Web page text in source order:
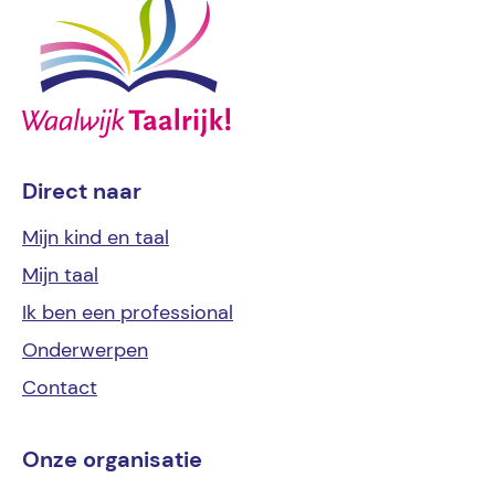
Direct naar
Mijn kind en taal
Mijn taal
Ik ben een professional
Onderwerpen
Contact
Onze organisatie